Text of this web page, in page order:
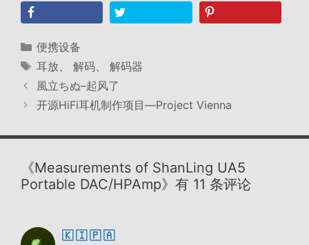
分
类
便携设备
标
签
耳放 解码、 解码器
風立ちぬ–起风了
开源HiFi耳机制作项目—Project Vienna
《Measurements of ShanLing UA5
Portable DAC/HPAmp》有 11 条评论
🇰 🇮 🇵 🇦